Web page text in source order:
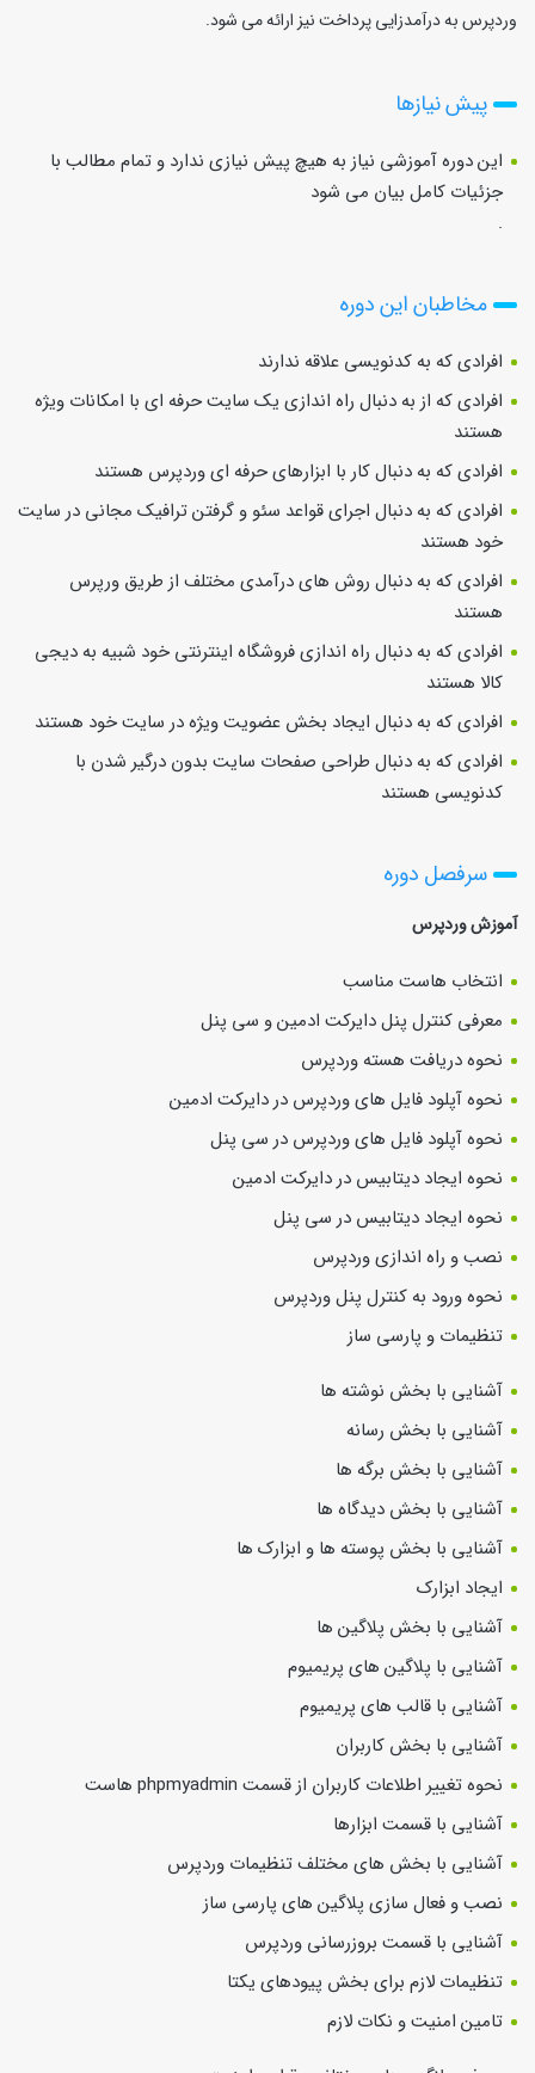
وردپرس به درآمدزایی پرداخت نیز ارائه می شود.
پیش نیازها
این دوره آموزشی نیاز به هیچ پیش نیازی ندارد و تمام مطالب با
جزئیات کامل بیان می شود
.
مخاطبان این دوره
افرادی که به کدنویسی علاقه ندارند
افرادی که از به دنبال راه اندازی یک سایت حرفه ای با امکانات ویژه
هستند
افرادی که به دنبال کار با ابزارهای حرفه ای وردپرس هستند
افرادی که به دنبال اجرای قواعد سئو و گرفتن ترافیک مجانی در سایت
خود هستند
افرادی که به دنبال روش های درآمدی مختلف از طریق ورپرس
هستند
افرادی که به دنبال راه اندازی فروشگاه اینترنتی خود شبیه به دیجی
کالا هستند
افرادی که به دنبال ایجاد بخش عضویت ویژه در سایت خود هستند
افرادی که به دنبال طراحی صفحات سایت بدون درگیر شدن با
کدنویسی هستند
سرفصل دوره
آموزش وردپرس
انتخاب هاست مناسب
معرفی کنترل پنل دایرکت ادمین و سی پنل
نحوه دریافت هسته وردپرس
نحوه آپلود فایل های وردپرس در دایرکت ادمین
نحوه آپلود فایل های وردپرس در سی پنل
نحوه ایجاد دیتابیس در دایرکت ادمین
نحوه ایجاد دیتابیس در سی پنل
نصب و راه اندازی وردپرس
نحوه ورود به کنترل پنل وردپرس
تنظیمات و پارسی ساز
آشنایی با بخش نوشته ها
آشنایی با بخش رسانه
آشنایی با بخش برگه ها
آشنایی با بخش دیدگاه ها
آشنایی با بخش پوسته ها و ابزارک ها
ایجاد ابزارک
آشنایی با بخش پلاگین ها
آشنایی با پلاگین های پریمیوم
آشنایی با قالب های پریمیوم
آشنایی با بخش کاربران
نحوه تغییر اطلاعات کاربران از قسمت phpmyadmin هاست
آشنایی با قسمت ابزارها
آشنایی با بخش های مختلف تنظیمات وردپرس
نصب و فعال سازی پلاگین های پارسی ساز
آشنایی با قسمت بروزرسانی وردپرس
تنظیمات لازم برای بخش پیودهای یکتا
تامین امنیت و نکات لازم